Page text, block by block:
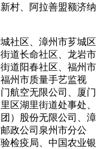
村、阿拉善盟额济纳
社区、漳州市芗城区
道长命社区、龙岩市
道阳春社区、福州市
州市质量手艺监视
航空无限公司、厦门
区湖里街道处事处、
）股份无限公司、漳
政公司泉州市分公
检疫局、中国农业银